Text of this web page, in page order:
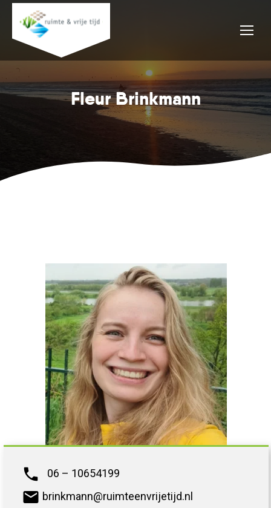
Fleur Brinkmann
phone 06 – 10654199
mail brinkmann@ruimteenvrijetijd.nl